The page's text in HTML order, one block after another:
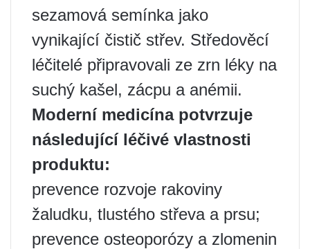
sezamová semínka jako
vynikající čistič střev. Středověcí
léčitelé připravovali ze zrn léky na
suchý kašel, zácpu a anémii.
Moderní medicína potvrzuje
následující léčivé vlastnosti
produktu:
prevence rozvoje rakoviny
žaludku, tlustého střeva a prsu;
prevence osteoporózy a zlomenin